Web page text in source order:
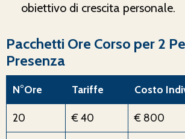
obiettivo di crescita personale.
Pacchetti Ore Corso per 2
Presenza
N°Ore Tariffe Costo
20 € 40 € 800